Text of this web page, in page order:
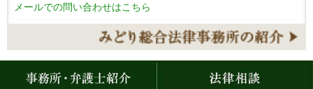
メールでの問い合わせはこちら